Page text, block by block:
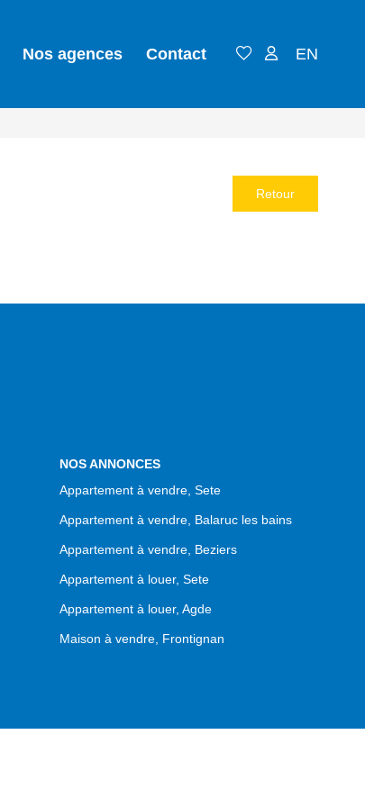
Nos agences Contact EN
NOS ANNONCES
Appartement à vendre, Sete
Appartement à vendre, Balaruc les bains
Appartement à vendre, Beziers
Appartement à louer, Sete
Appartement à louer, Agde
Maison à vendre, Frontignan